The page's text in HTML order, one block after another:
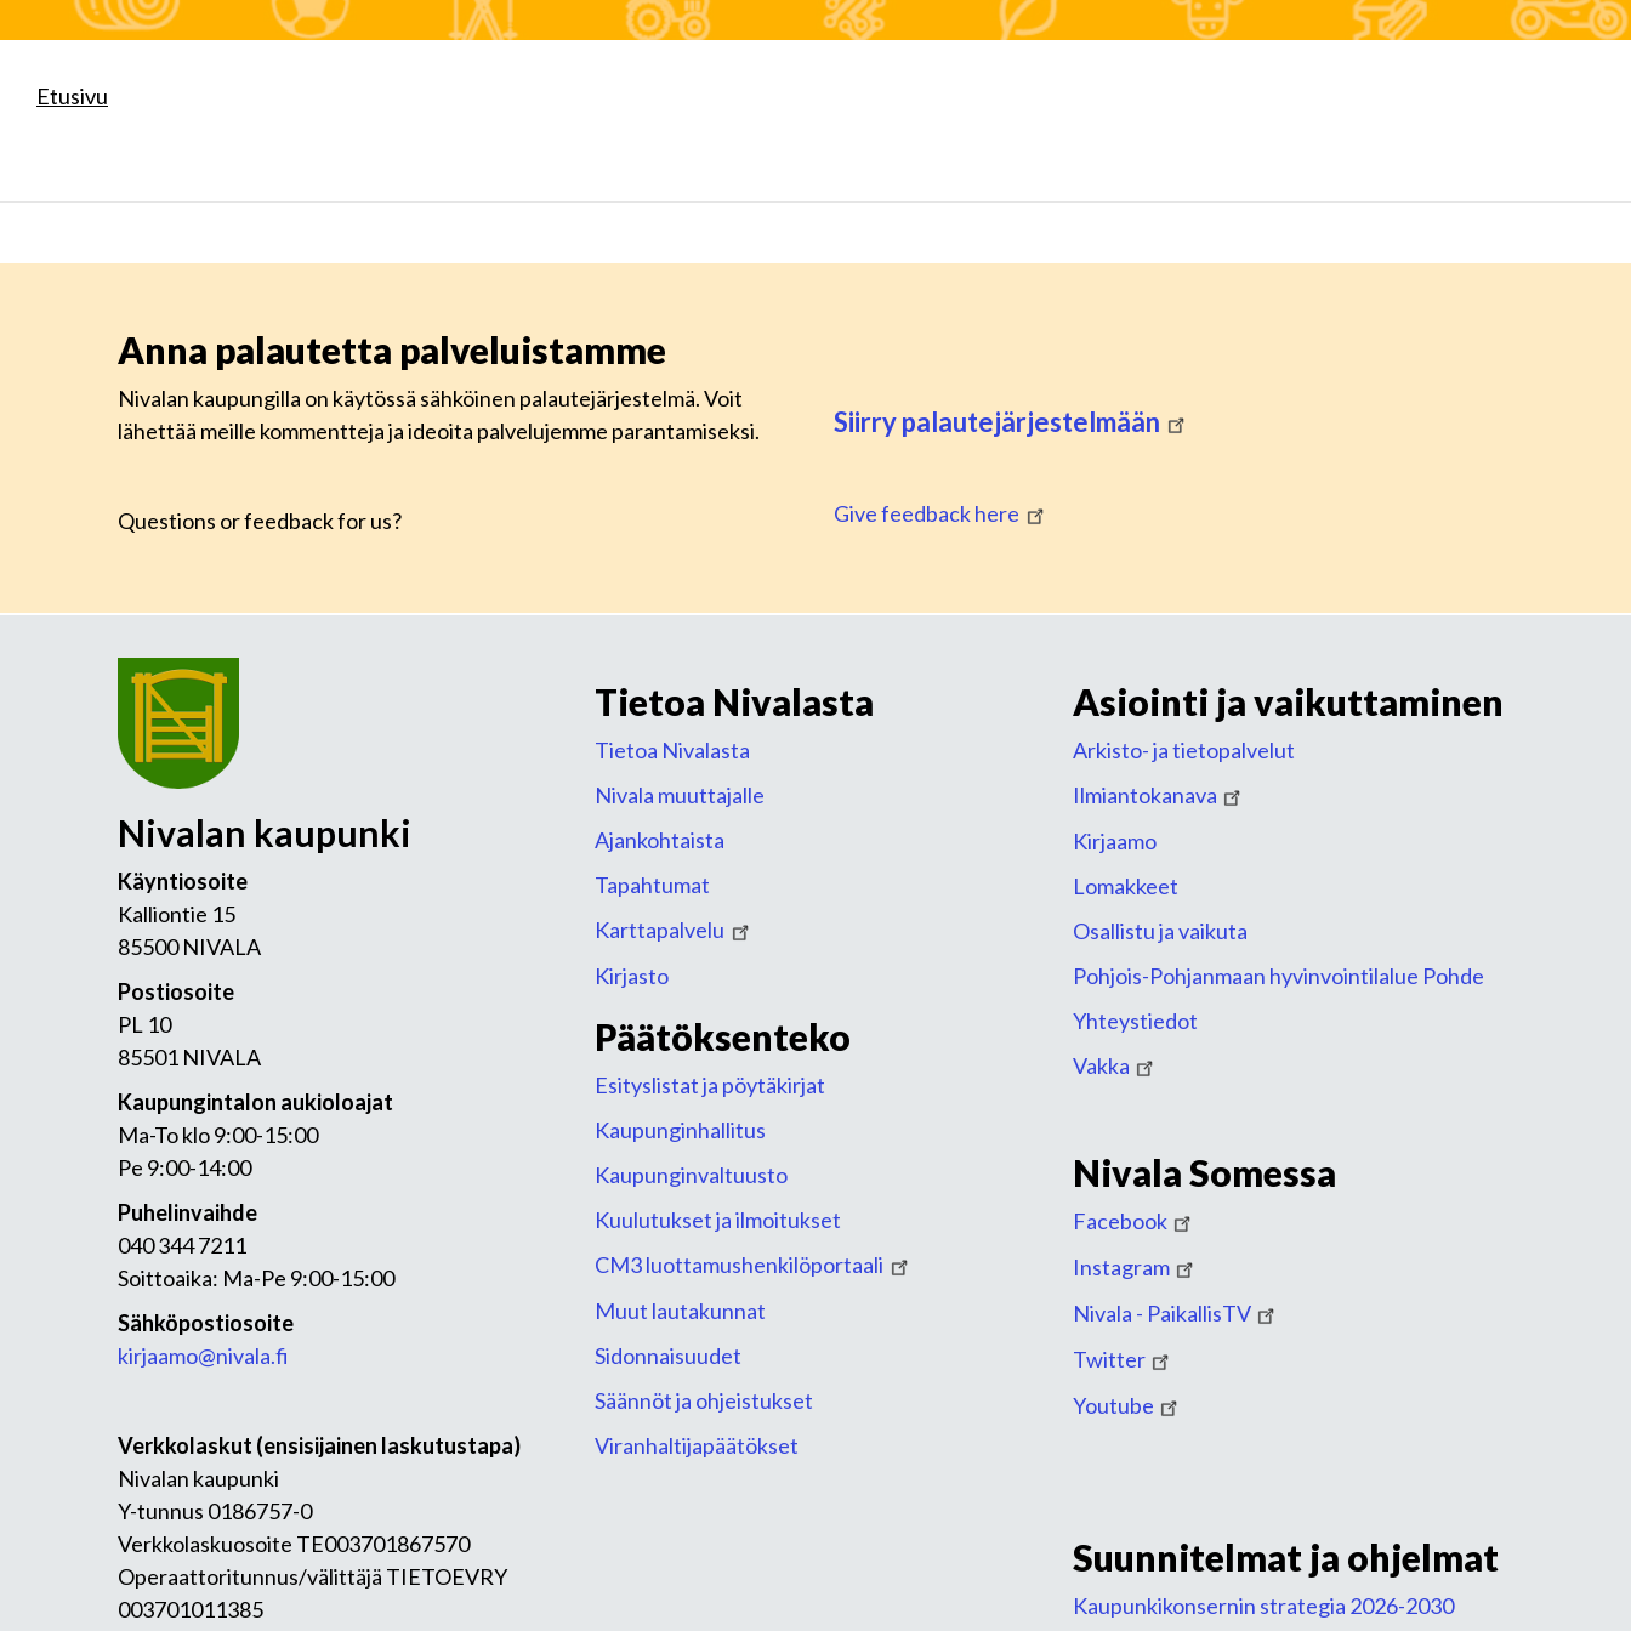
Etusivu
Anna palautetta palveluistamme
Nivalan kaupungilla on käytössä sähköinen palautejärjestelmä. Voit
lähettää meille kommentteja ja ideoita palvelujemme parantamiseksi.
Questions or feedback for us?
Siirry palautejärjestelmään
Give feedback here
Nivalan kaupunki
Käyntiosoite
Kalliontie 15
85500 NIVALA
Postiosoite
PL 10
85501 NIVALA
Kaupungintalon aukioloajat
Ma-To klo 9:00-15:00
Pe 9:00-14:00
Puhelinvaihde
040 344 7211
Soittoaika: Ma-Pe 9:00-15:00
Sähköpostiosoite
kirjaamo@nivala.fi
Verkkolaskut (ensisijainen laskutustapa)
Nivalan kaupunki
Y-tunnus 0186757-0
Verkkolaskuosoite TE003701867570
Operaattoritunnus/välittäjä TIETOEVRY
003701011385
Tietoa Nivalasta
Tietoa Nivalasta
Nivala muuttajalle
Ajankohtaista
Tapahtumat
Karttapalvelu
Kirjasto
Päätöksenteko
Esityslistat ja pöytäkirjat
Kaupunginhallitus
Kaupunginvaltuusto
Kuulutukset ja ilmoitukset
CM3 luottamushenkilöportaali
Muut lautakunnat
Sidonnaisuudet
Säännöt ja ohjeistukset
Viranhaltijapäätökset
Asiointi ja vaikuttaminen
Arkisto- ja tietopalvelut
Ilmiantokanava
Kirjaamo
Lomakkeet
Osallistu ja vaikuta
Pohjois-Pohjanmaan hyvinvointilalue Pohde
Yhteystiedot
Vakka
Nivala Somessa
Facebook
Instagram
Nivala - PaikallisTV
Twitter
Youtube
Suunnitelmat ja ohjelmat
Kaupunkikonsernin strategia 2026-2030